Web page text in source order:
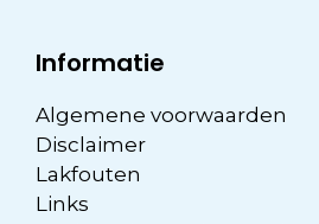
Informatie
Algemene voorwaarden
Disclaimer
Lakfouten
Links